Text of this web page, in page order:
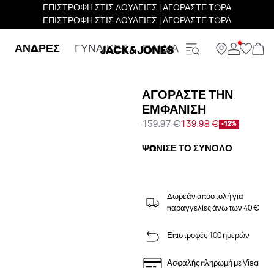
ΕΠΙΣΤΡΟΦΗ ΣΤΙΣ ΔΟΥΛΕΙΕΣ | ΑΓΟΡΑΣΤΕ ΤΩΡΑ
ΕΠΙΣΤΡΟΦΗ ΣΤΙΣ ΔΟΥΛΕΙΕΣ | ΑΓΟΡΑΣΤΕ ΤΩΡΑ
ΑΝΔΡΕΣ ΓΥΝΑΙΚΕΣ ΠΑΙΔΙΑ
ΑΓΟΡΆΣΤΕ ΤΗΝ
ΕΜΦΆΝΙΣΗ
159.97 €139.98 € -12%
ΨΏΝΙΣΕ ΤΟ ΣΎΝΟΛΟ
Δωρεάν αποστολή για
παραγγελίες άνω των 40 €
Επιστροφές 100 ημερών
Ασφαλής πληρωμή με Visa